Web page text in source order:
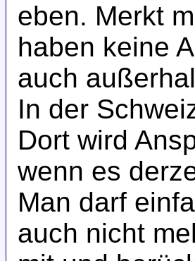
eben. Merkt
haben keine
auch
In der
Dort wird
wenn es
Man darf
auch nicht